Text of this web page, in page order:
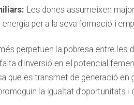
Les ⁣dones assumeixen
per a ⁢la seva‍ formació ​i
perpetuen la pobresa entre
⁢d’inversió en⁤ el potencial
que es transmet de generació
la igualtat